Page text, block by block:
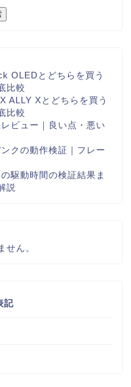
OLEDとどちらを買う
比較
ALLY Xとどちらを買う
比較
ビュー｜良い点・悪い
クの動作検証｜フレー
駆動時間の検証結果ま
説
せん。
記